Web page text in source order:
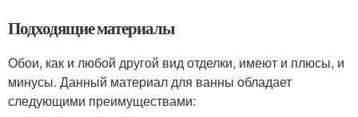
Подходящие материалы
Обои, как и любой другой вид отделки, имеют и плюсы, и
минусы. Данный материал для ванны обладает
следующими преимуществами: